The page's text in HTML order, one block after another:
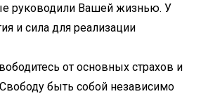
руководили Вашей жизнью. У
и сила для реализации
от основных страхов и
быть собой независимо